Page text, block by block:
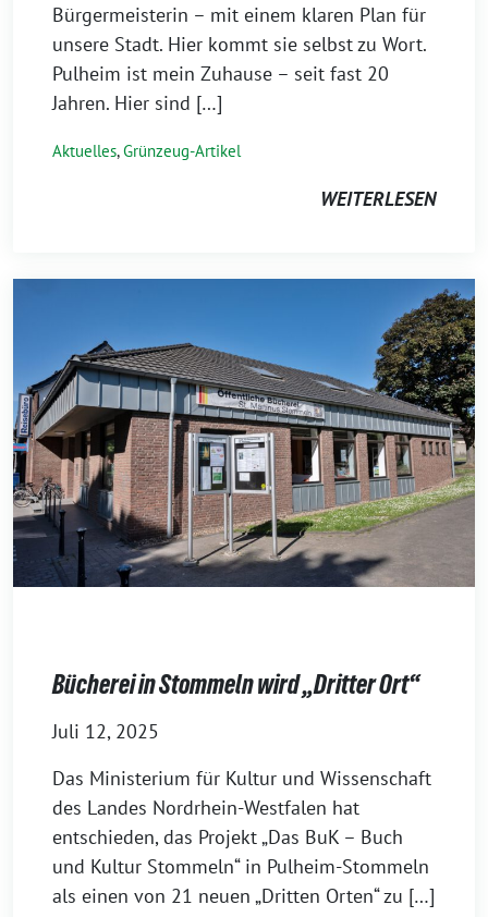
Bürgermeisterin – mit einem klaren Plan für
unsere Stadt. Hier kommt sie selbst zu Wort.
Pulheim ist mein Zuhause – seit fast 20
Jahren. Hier sind […]
Aktuelles,Grünzeug-Artikel
WEITERLESEN
Bücherei in Stommeln wird „Dritter Ort“
Juli 12, 2025
Das Ministerium für Kultur und Wissenschaft
des Landes Nordrhein-Westfalen hat
entschieden, das Projekt „Das BuK – Buch
und Kultur Stommeln“ in Pulheim-Stommeln
als einen von 21 neuen „Dritten Orten“ zu […]